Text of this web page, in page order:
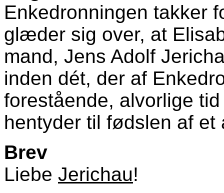
Enkedronningen takker
glæder sig over, at
mand, Jens Adolf
inden dét, der af
forestående, alvorlige
hentyder til fødslen af
Brev
Liebe Jerichau!